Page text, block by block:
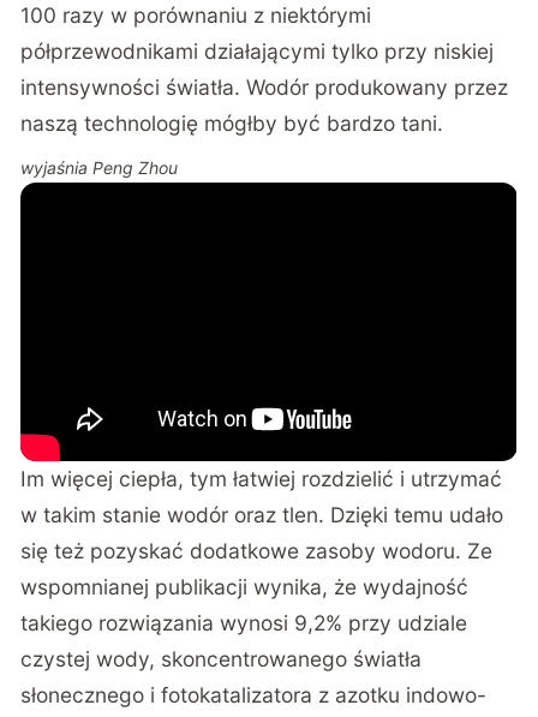
100 razy w porównaniu z niektórymi
półprzewodnikami działającymi tylko przy niskiej
intensywności światła. Wodór produkowany przez
naszą technologię mógłby być bardzo tani.
wyjaśnia Peng Zhou
Im więcej ciepła, tym łatwiej rozdzielić i utrzymać
w takim stanie wodór oraz tlen. Dzięki temu udało
się też pozyskać dodatkowe zasoby wodoru. Ze
wspomnianej publikacji wynika, że wydajność
takiego rozwiązania wynosi 9,2% przy udziale
czystej wody, skoncentrowanego światła
słonecznego i fotokatalizatora z azotku indowo-